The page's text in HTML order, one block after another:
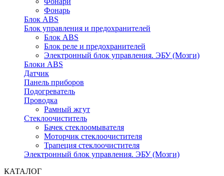
Фонарь
Блок ABS
Блок управления и предохранителей
Блок ABS
Блок реле и предохранителей
Электронный блок управления. ЭБУ (Мозги)
Блоки ABS
Датчик
Панель приборов
Подогреватель
Проводка
Рамный жгут
Стеклоочиститель
Бачек стеклоомывателя
Моторчик стеклоочистителя
Трапеция стеклоочистителя
Электронный блок управления. ЭБУ (Мозги)
КАТАЛОГ